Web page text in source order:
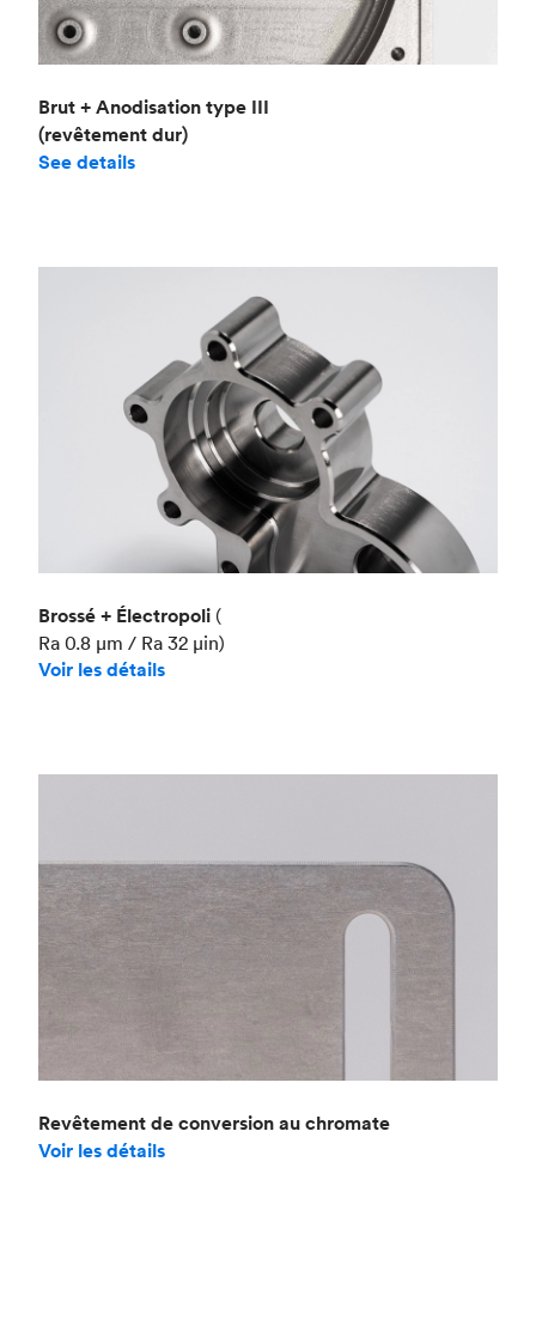
Brut + Anodisation type III
(revêtement dur)
See details
Brossé + Électropoli (
Ra 0.8 μm / Ra 32 μin)
Voir les détails
Revêtement de conversion au chromate
Voir les détails